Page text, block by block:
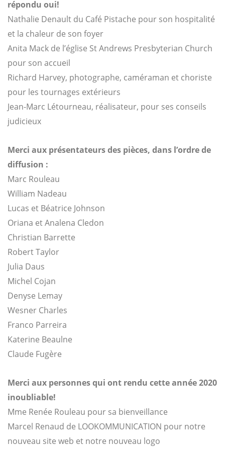
répondu oui!
Nathalie Denault du Café Pistache pour son hospitalité
et la chaleur de son foyer
Anita Mack de l’église St Andrews Presbyterian Church
pour son accueil
Richard Harvey, photographe, caméraman et choriste
pour les tournages extérieurs
Jean-Marc Létourneau, réalisateur, pour ses conseils
judicieux
Merci aux présentateurs des pièces, dans l’ordre de
diffusion :
Marc Rouleau
William Nadeau
Lucas et Béatrice Johnson
Oriana et Analena Cledon
Christian Barrette
Robert Taylor
Julia Daus
Michel Cojan
Denyse Lemay
Wesner Charles
Franco Parreira
Katerine Beaulne
Claude Fugère
Merci aux personnesqui ont rendu cette année 2020
inoubliable!
Mme Renée Rouleau pour sa bienveillance
Marcel Renaud de LOOKOMMUNICATION pour notre
nouveau site web et notre nouveau logo